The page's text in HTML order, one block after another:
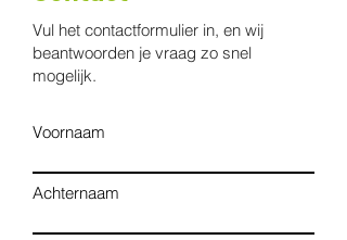
Vul het contactformulier in, en wij
beantwoorden je vraag zo snel
mogelijk.
Voornaam
Achternaam